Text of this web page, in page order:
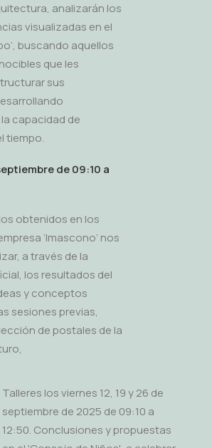
analizarán los
visualizadas en el
buscando aquellos
que les
sus
capacidad de
tiempo.
de 09:10 a
obtenidos en los
‘Imascono’ nos
a través de la
los resultados del
y conceptos
sesiones previas,
de postales de la
Talleres los viernes 12, 19 y 26 de
septiembre de 2025 de 09:10 a
12:50. Conclusiones y propuestas